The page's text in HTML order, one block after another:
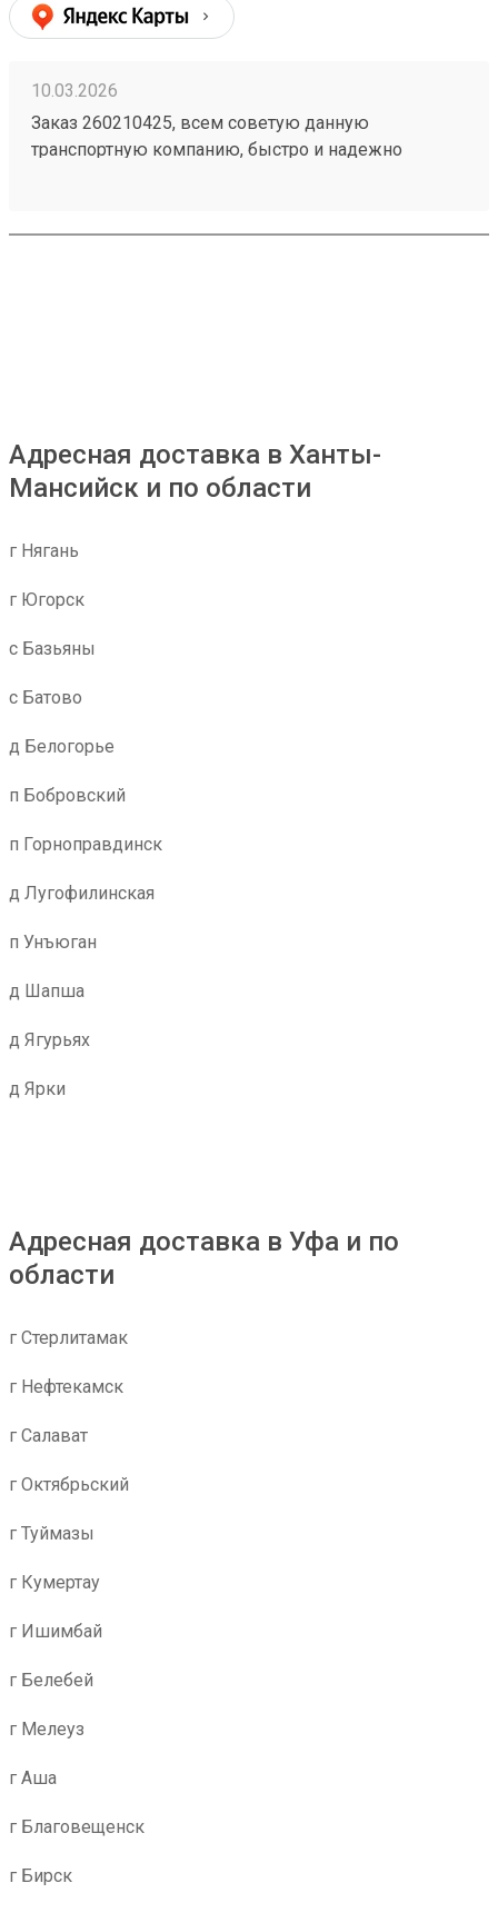
10.03.2026
Заказ 260210425, всем советую данную
транспортную компанию, быстро и надежно
Адресная доставка в Ханты-
Мансийск и по области
г Нягань
г Югорск
с Базьяны
с Батово
д Белогорье
п Бобровский
п Горноправдинск
д Лугофилинская
п Унъюган
д Шапша
д Ягурьях
д Ярки
Адресная доставка в Уфа и по
области
г Стерлитамак
г Нефтекамск
г Салават
г Октябрьский
г Туймазы
г Кумертау
г Ишимбай
г Белебей
г Мелеуз
г Аша
г Благовещенск
г Бирск